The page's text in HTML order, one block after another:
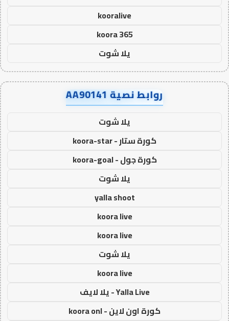
kooralive
koora 365
يلا شوت
روابط نصية AA90141
يلا شوت
كورة ستار - koora-star
كورة جول - koora-goal
يلا شوت
yalla shoot
koora live
koora live
يلا شوت
koora live
Yalla Live - يلا لايف
كورة اون لاين - koora onl